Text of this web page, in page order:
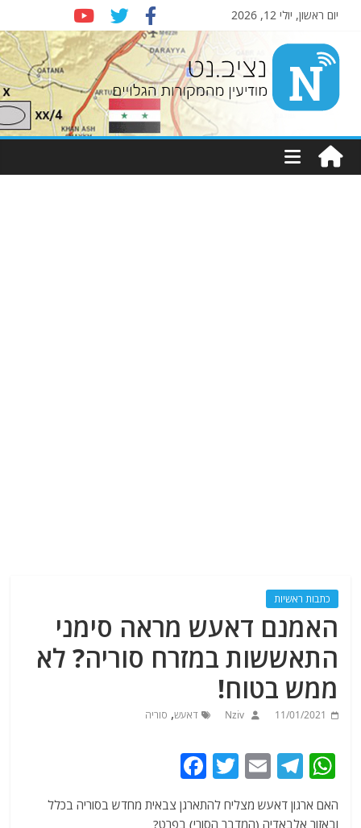
יום ראשון, יולי 12, 2026
Nziv.net
מודיעין
מהמקורות
כתבות ראשיות
האמנם דאעש מראה סימני
התאששות במזרח סוריה? לא
ממש בטוח!
11/01/2021
Nziv דאעש, סוריה
W
at
T
e
E
m
ai
T
itt
c
האם ארגון דאעש מצליח להתארגן צבאית מחדש בסוריה בכלל
ובאזור אלבאדיה (המדבר הסורי) בפרט?